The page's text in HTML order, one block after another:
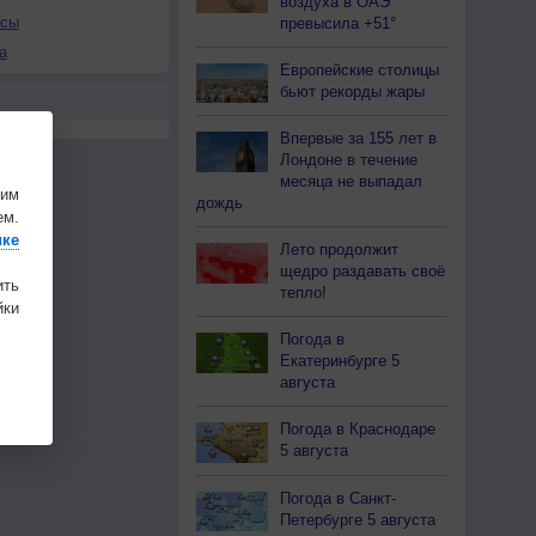
превысила +51°
Европейские столицы
бьют рекорды жары
Впервые за 155 лет в
Лондоне в течение
месяца не выпадал
дождь
Лето продолжит
щедро раздавать своё
тепло!
Погода в
Екатеринбурге 5
августа
Погода в Краснодаре
5 августа
Погода в Санкт-
Петербурге 5 августа